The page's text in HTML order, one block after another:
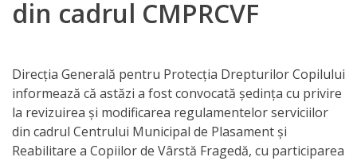
Strategia
Orarul
audienței
Managementul
din cadrul CMPRCVF
Direcția Generală pentru Protecția Drepturilor Copilului
informează că astăzi a fost convocată ședința cu privire
la revizuirea și modificarea regulamentelor serviciilor
din cadrul Centrului Municipal de Plasament și
Reabilitare a Copiilor de Vârstă Fragedă, cu participarea